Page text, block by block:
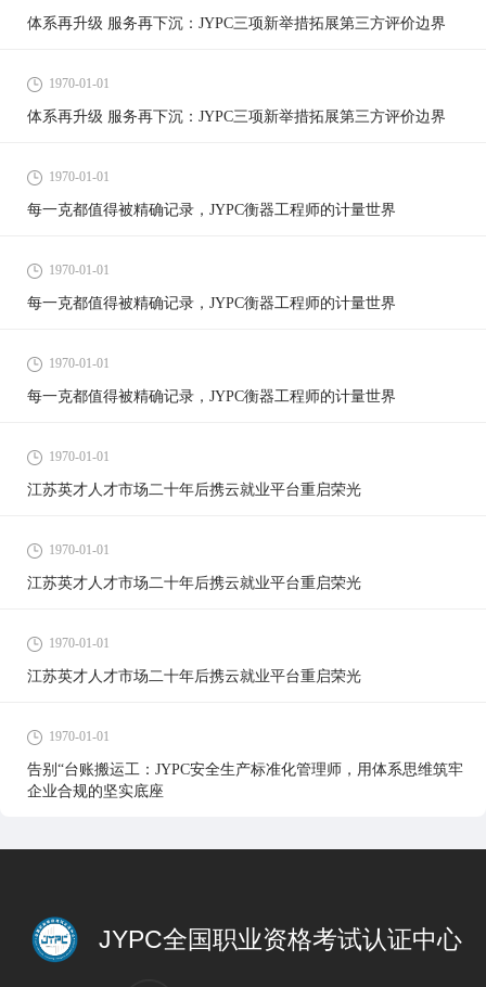
体系再升级 服务再下沉：JYPC三项新举措拓展第三方评价边界
1970-01-01
体系再升级 服务再下沉：JYPC三项新举措拓展第三方评价边界
1970-01-01
每一克都值得被精确记录，JYPC衡器工程师的计量世界
1970-01-01
每一克都值得被精确记录，JYPC衡器工程师的计量世界
1970-01-01
每一克都值得被精确记录，JYPC衡器工程师的计量世界
1970-01-01
江苏英才人才市场二十年后携云就业平台重启荣光
1970-01-01
江苏英才人才市场二十年后携云就业平台重启荣光
1970-01-01
江苏英才人才市场二十年后携云就业平台重启荣光
1970-01-01
告别“台账搬运工：JYPC安全生产标准化管理师，用体系思维筑牢
企业合规的坚实底座
JYPC全国职业资格考试认证中心